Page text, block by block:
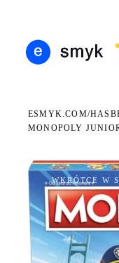
ESMYK.COM/
MONOPOLY
WKRÓTCE W